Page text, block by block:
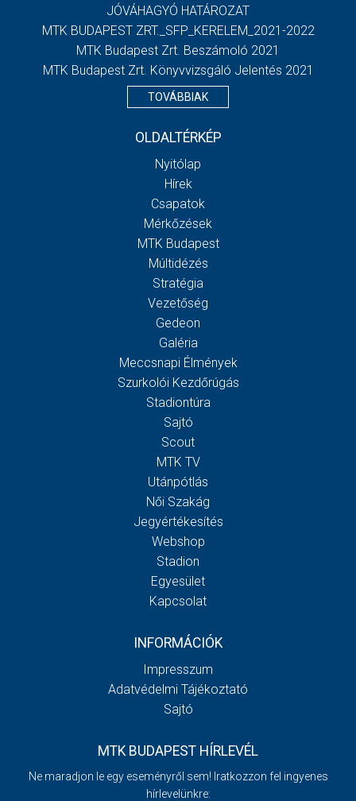
JÓVÁHAGYÓ HATÁROZAT
MTK BUDAPEST ZRT._SFP_KERELEM_2021-2022
MTK Budapest Zrt. Beszámoló 2021
MTK Budapest Zrt. Könyvvizsgáló Jelentés 2021
TOVÁBBIAK
OLDALTÉRKÉP
Nyitólap
Hírek
Csapatok
Mérkőzések
MTK Budapest
Múltidézés
Stratégia
Vezetőség
Gedeon
Galéria
Meccsnapi Élmények
Szurkolói Kezdőrúgás
Stadiontúra
Sajtó
Scout
MTK TV
Utánpótlás
Női Szakág
Jegyértékesítés
Webshop
Stadion
Egyesület
Kapcsolat
INFORMÁCIÓK
Impresszum
Adatvédelmi Tájékoztató
Sajtó
MTK BUDAPEST HÍRLEVÉL
Ne maradjon le egy eseményről sem! Iratkozzon fel ingyenes
hírlevelünkre: